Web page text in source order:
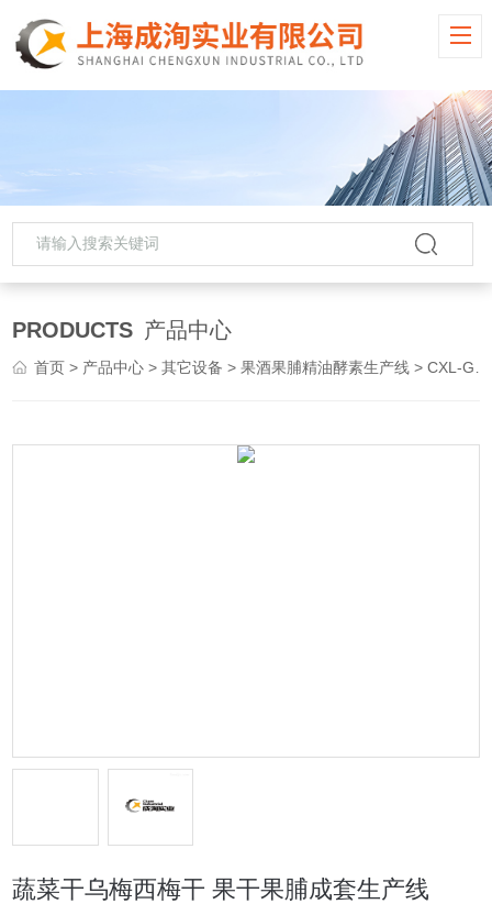
PRODUCTS 产品中心
首页 > 产品中心 >其它设备 >果酒果脯精油酵素生产线 > CXL-GG蔬菜干乌梅西梅干 果干果脯成套生产线
蔬菜干乌梅西梅干 果干果脯成套生产线